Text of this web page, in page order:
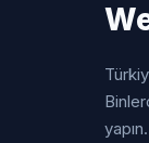
yapın.